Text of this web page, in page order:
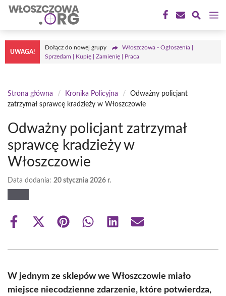
Przejdź
treści
UWAGA!
Dołącz do nowej grupy
Włoszczowa - Ogłoszenia |
Sprzedam | Kupię | Zamienię | Praca
Strona główna / Kronika Policyjna /
Odważny policjant
zatrzymał sprawcę kradzieży w Włoszczowie
Odważny policjant zatrzymał
sprawcę kradzieży w
Włoszczowie
Data dodania: 20 stycznia 2026 r.
Share
Share
(Twitter)
Share Share Share Share
W jednym ze sklepów we Włoszczowie miało
miejsce niecodzienne zdarzenie, które potwierdza,